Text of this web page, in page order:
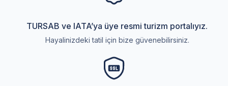
TURSAB ve IATA’ya üye resmi turizm portalıyız.
Hayalinizdeki tatil için bize güvenebilirsiniz.